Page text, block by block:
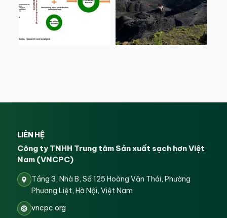
LIÊN HỆ
Công ty TNHH Trung tâm Sản xuất sạch hơn Việt
Nam (VNCPC)
Tầng 3, Nhà B, Số 125 Hoàng Văn Thái, Phường
Phương Liệt, Hà Nội, Việt Nam
vncpc.org